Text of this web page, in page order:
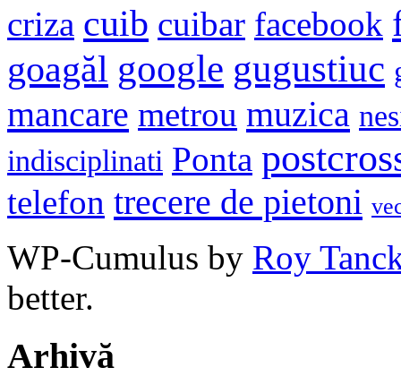
criza cuib cuibar facebook
goagăl google gugustiuc
mancare metrou muzica
indisciplinati Ponta
telefon trecere de pietoni
WP-Cumulus by Roy
better.
Arhivă